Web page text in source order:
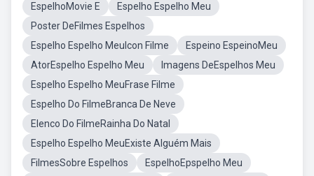
EspelhoMovie E
Espelho Espelho Meu
Poster DeFilmes Espelhos
Espelho Espelho MeuIcon Filme
Espeino EspeinoMeu
AtorEspelho Espelho Meu
Imagens DeEspelhos Meu
Espelho Espelho MeuFrase Filme
Espelho Do FilmeBranca De Neve
Elenco Do FilmeRainha Do Natal
Espelho Espelho MeuExiste Alguém Mais
FilmesSobre Espelhos
EspelhoEpspelho Meu